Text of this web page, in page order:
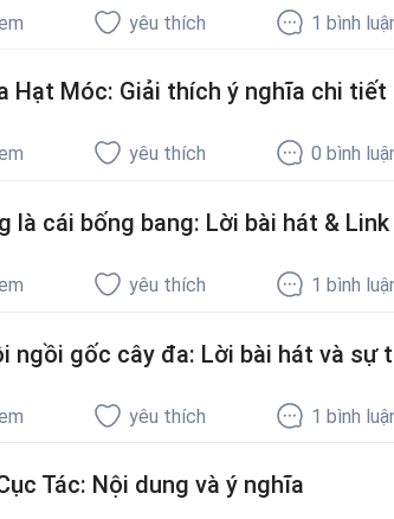
yêu thích 1bình
Hạt Móc: Giải thích ý nghĩa chi tiết
yêu thích 0 bình
là cái bống bang: Lời bài hát &
yêu thích 1bình
ngồi gốc cây đa: Lời bài hát và sự
yêu thích 1bình
Tác: Nội dung và ý nghĩa